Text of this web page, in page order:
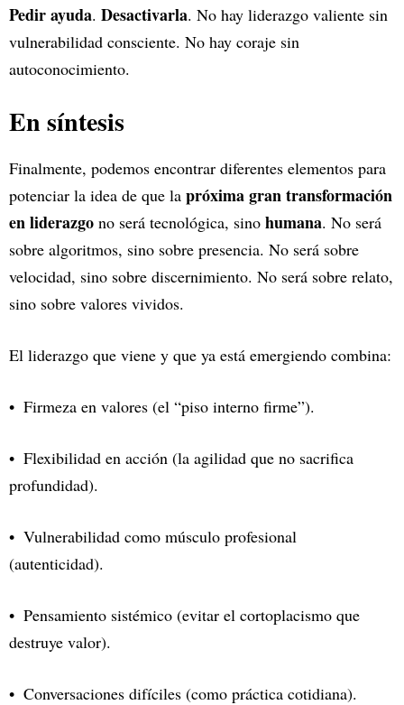
Pedir ayuda. Desactivarla. No hay liderazgo valiente sin
vulnerabilidad consciente. No hay coraje sin
autoconocimiento.
En síntesis
Finalmente, podemos encontrar diferentes elementos para
potenciar la idea de que la próxima gran transformación
en liderazgo no será tecnológica, sino humana. No será
sobre algoritmos, sino sobre presencia. No será sobre
velocidad, sino sobre discernimiento. No será sobre relato,
sino sobre valores vividos.
El liderazgo que viene y que ya está emergiendo combina:
Firmeza en valores (el “piso interno firme”).
Flexibilidad en acción (la agilidad que no sacrifica
profundidad).
Vulnerabilidad como músculo profesional
(autenticidad).
Pensamiento sistémico (evitar el cortoplacismo que
destruye valor).
Conversaciones difíciles (como práctica cotidiana).